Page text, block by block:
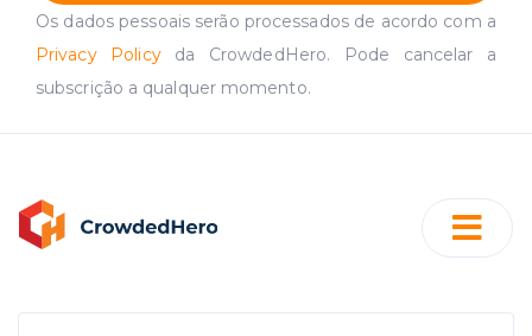
Os dados pessoais serão processados de acordo com a
Privacy Policyda CrowdedHero. Pode cancelar a
subscrição a qualquer momento.